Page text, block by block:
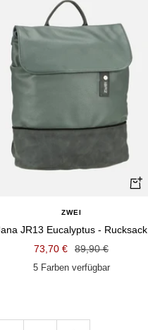
ZWEI
JR13 Eucalyptus - Rucksack
Angebotspreis
73,70 €
Regulärer
Preis
89,90 €
5 Farben verfügbar